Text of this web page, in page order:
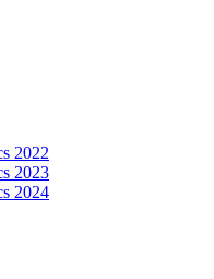
2022
2023
2024